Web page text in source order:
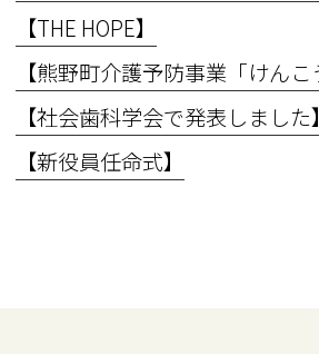
【THE HOPE】
【社会歯科学会で発表しました】
【新役員任命式】